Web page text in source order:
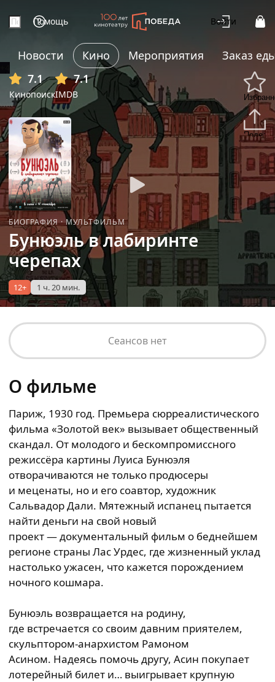
Помощь Войти
Новости Кино Мероприятия
Заказ
7.1
Кинопоиск
7.1
IMDB
БИОГРАФИЯ·МУЛЬТФИЛЬМ
Бунюэль в лабиринте
черепах
12+ 1 ч. 20 мин.
Сеансов нет
О фильме
Париж, 1930 год. Премьера сюрреалистического
фильма «Золотой век» вызывает общественный
скандал. От молодого и бескомпромиссного
режиссёра картины Луиса Бунюэля
отворачиваются не только продюсеры
и меценаты, но и его соавтор, художник
Сальвадор Дали. Мятежный испанец пытается
найти деньги на свой новый
проект — документальный фильм о беднейшем
регионе страны Лас Урдес, где жизненный уклад
настолько ужасен, что кажется порождением
ночного кошмара.
Бунюэль возвращается на родину,
где встречается со своим давним приятелем,
скульптором-анархистом Рамоном
Асином. Надеясь помочь другу, Асин покупает
лотерейный билет и… выигрывает крупную